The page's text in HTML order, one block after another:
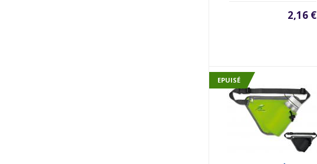
2,16 €
EPUISÉ